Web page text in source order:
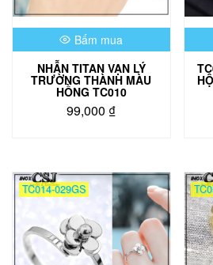
Bấm mua
NHẪN TITAN VẠN LÝ
TRƯỜNG THÀNH MÀU
HỒNG TC010
99,000 ₫
TC014-029GS